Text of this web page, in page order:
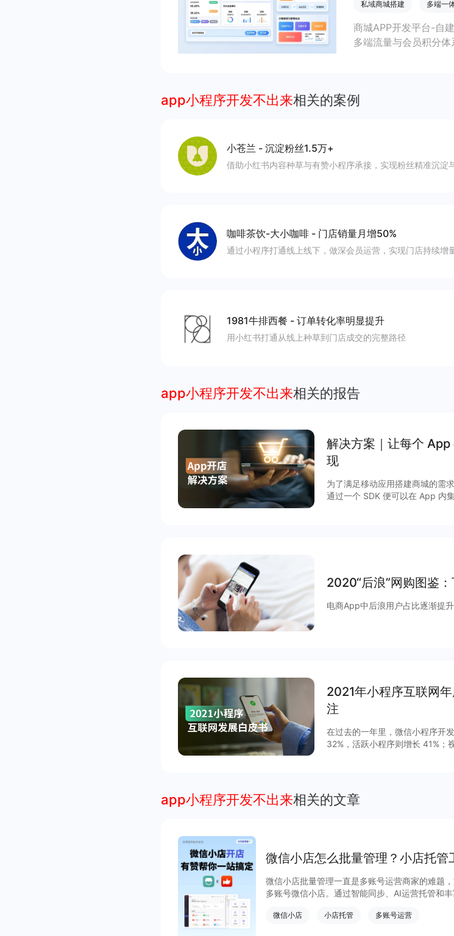
私域商城搭建 多端一
商城APP开发平台-自
多端流量与会员积分
app小程序开发不出来相关的案例
小苍兰 - 沉淀粉丝1.5万+
借助小红书内容种草与有赞小程序承接，实现粉丝精准沉淀
咖啡茶饮-大小咖啡 - 门店销量月增50%
通过小程序打通线上线下，做深会员运营，实现门店持续增量
1981牛排西餐 - 订单转化率明显提升
用小红书打通从线上种草到门店成交的完整路径
app小程序开发不出来相关的报告
解决方案｜让每个
现
为了满⾜移动应⽤搭建商城的需
通过⼀个 SDK 便可以在 App 内集成有赞提供的
2020“后浪”网购图鉴
电商App中后浪用户占比逐渐提
2021年小程序互联网
注
在过去的一年里，微信小程序开
32%，活跃小程序则增长 41%；
通，扩展“闭环思维“至“节点思维
度等互联网平台加速扩建生态能
app小程序开发不出来相关的文章
微信小店怎么批量管理？小店托管
微信小店批量管理一直是多账号运营商家的难题
多账号微信小店。通过智能同步、AI运营托管和
微信小店 小店托管 多账号运营